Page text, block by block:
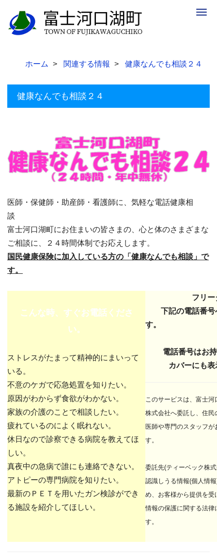
ホーム 関連する情報 健康なんでも相談２４
健康なんでも相談２４
医師・保健師・助産師・看護師に、気軽な電話健康相
談
富士河口湖町にお住まいの皆さまの、心と体のさまざまな
ご相談に、２４時間体制でお応えします。
国民健康保険に加入している方の「健康なんでも相談」で
す。
こんな時、すぐお電話くださ
い。
ストレスがたまって精神的にまいって
いる。
不意のケガで応急処置を知りたい。
原因がわからず食欲がわかない。
家族の介護のことで相談したい。
疲れているのによく眠れない。
休日なので診察できる病院を教えてほ
しい。
真夜中の急病で誰にも連絡できない。
アトピーの専門病院を知りたい。
最新のＰＥＴを用いたガン検診ができ
る施設を紹介してほしい。
フリ
下記の電話番号
す。
電話番号はお持
カバーにも表示
このサービスは、富士
株式会社へ委託し、住
医師や専門のスタッフ
す。
委託先(ティーベック株
認識しうる情報(個人情
め、お客様から提供を
情報の保護に関する法律
す。